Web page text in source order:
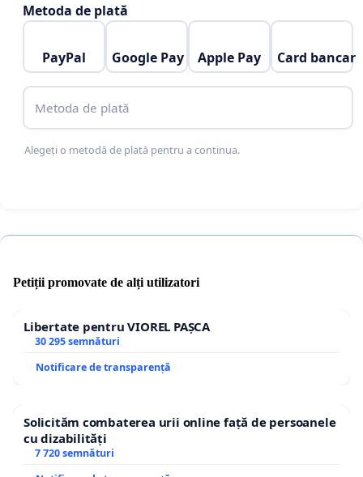
Metoda de plată
PayPal Google Pay Apple Pay Card bancar
Metoda de plată
Alegeți o metodă de plată pentru a continua.
Petiții promovate de alți utilizatori
Libertate pentru VIOREL PAȘCA
30 295 semnături
Notificare de transparență
Solicităm combaterea urii online față de persoanele
cu dizabilități
7 720 semnături